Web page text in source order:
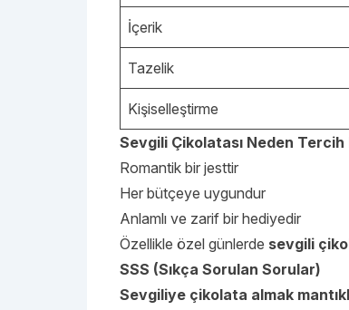
İçerik
Tazelik
Kişiselleştirme
Sevgili Çikolatası Neden Tercih
Romantik bir jesttir
Her bütçeye uygundur
Anlamlı ve zarif bir hediyedir
Özellikle özel günlerde sevgili
SSS (Sıkça Sorulan Sorular)
Sevgiliye çikolata almak